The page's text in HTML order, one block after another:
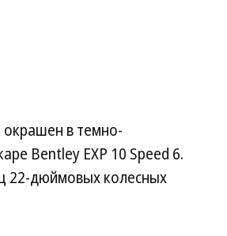
в темно-
Bentley EXP 10 Speed 6.
22-дюймовых колесных